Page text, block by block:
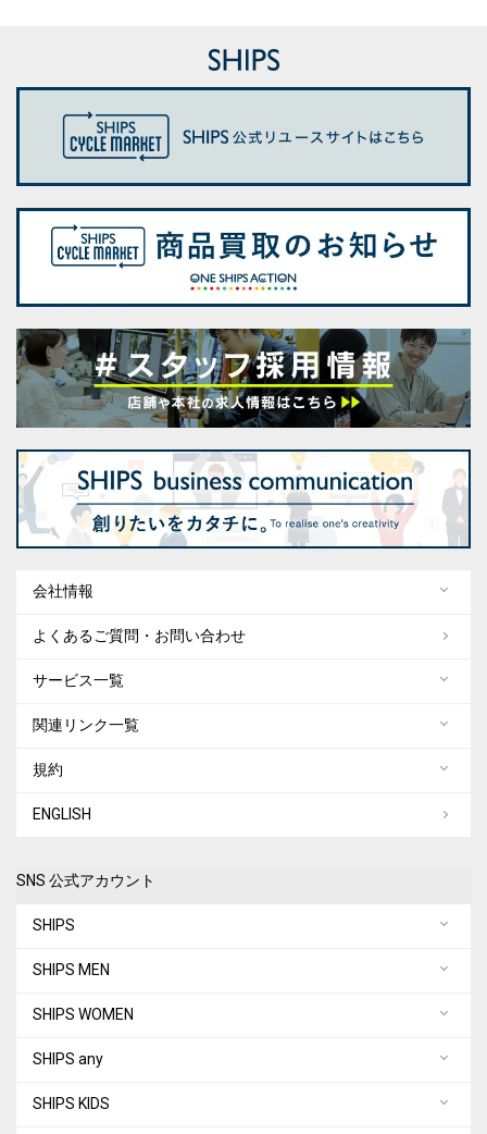
会社情報
よくあるご質問・お問い合わせ
サービス一覧
関連リンク一覧
規約
ENGLISH
SNS 公式アカウント
SHIPS
SHIPS MEN
SHIPS WOMEN
SHIPS any
SHIPS KIDS